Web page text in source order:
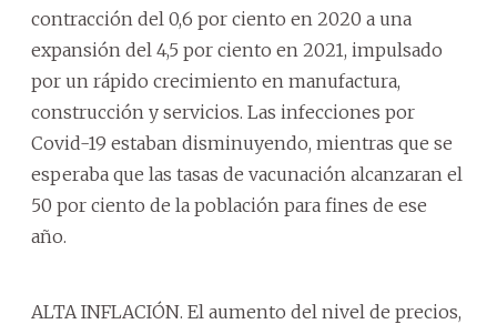
contracción del 0,6 por ciento en 2020 a una
expansión del 4,5 por ciento en 2021, impulsado
por un rápido crecimiento en manufactura,
construcción y servicios. Las infecciones por
Covid-19 estaban disminuyendo, mientras que se
esperaba que las tasas de vacunación alcanzaran el
50 por ciento de la población para fines de ese
año.
ALTA INFLACIÓN. El aumento del nivel de precios,